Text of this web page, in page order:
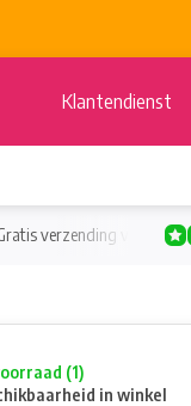
Klantendienst
verzending vanaf €50
(1)
in winkel